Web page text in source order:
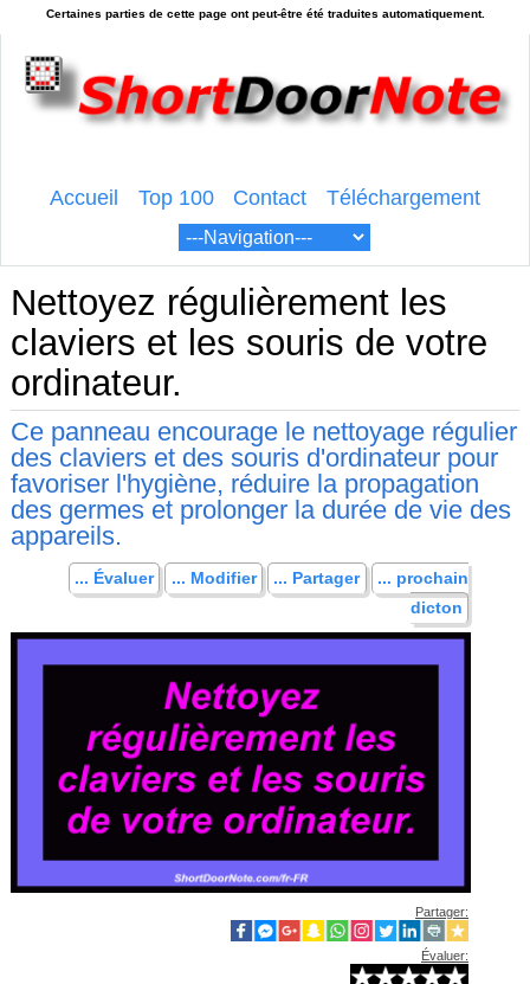
Accueil Top 100 Contact Téléchargement
Nettoyez régulièrement les
claviers et les souris de votre
ordinateur.
Ce panneau encourage le nettoyage régulier
des claviers et des souris d'ordinateur pour
favoriser l'hygiène, réduire la propagation
des germes et prolonger la durée de vie des
appareils.
... Évaluer ... Modifier ... Partager
... prochain
dicton
Partager:
Évaluer: